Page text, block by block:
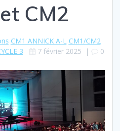
CM2
CM1 ANNICK A-L CM1/CM2
3 7 février 2025 | 0